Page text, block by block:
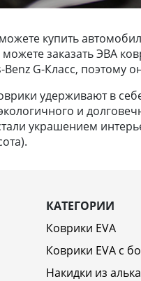
купить
можете заказать ЭВА
G-Класс, поэтому
удерживают в
и
украшением
КАТЕГОРИИ
Коврики EVA
Коврики EVA c
Накидки из